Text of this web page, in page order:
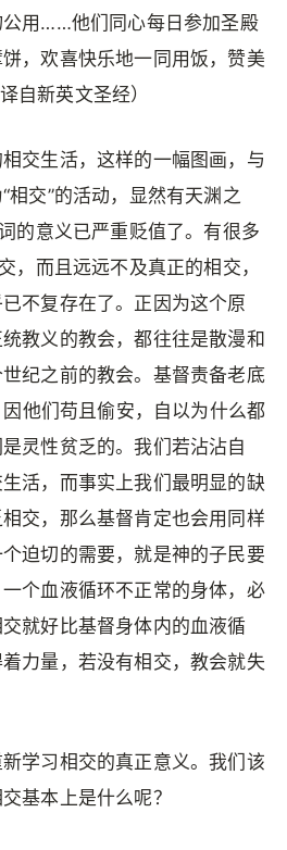
公用……他们同心每日参加圣殿
，欢喜快乐地一同用饭，赞美
新英文圣经）
交生活，这样的一幅图画，与
相交”的活动，显然有天渊之
的意义已严重贬值了。有很多
，而且远远不及真正的相交，
不复存在了。正因为这个原
教义的教会，都往往是散漫和
纪之前的教会。基督责备老底
他们苟且偷安，自以为什么都
灵性贫乏的。我们若沾沾自
活，而事实上我们最明显的缺
交，那么基督肯定也会用同样
迫切的需要，就是神的子民要
个血液循环不正常的身体，必
就好比基督身体内的血液循
力量，若没有相交，教会就失
学习相交的真正意义。我们该
基本上是什么呢？